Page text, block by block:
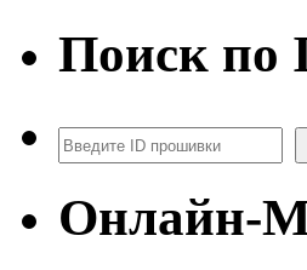
Поиск по
Поиск
Онлайн-